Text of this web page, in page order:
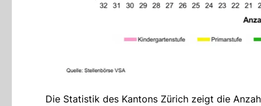
Die Statistik des Kantons Zürich zeigt die